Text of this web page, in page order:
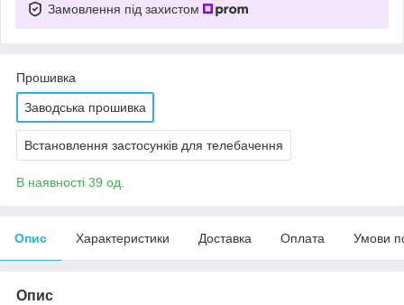
Замовлення під захистом
Прошивка
Заводська прошивка
Встановлення застосунків для телебачення
В наявності 39 од.
Опис Характеристики Доставка Оплата Умови
Опис